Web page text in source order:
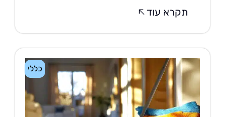
תקרא עוד
כללי